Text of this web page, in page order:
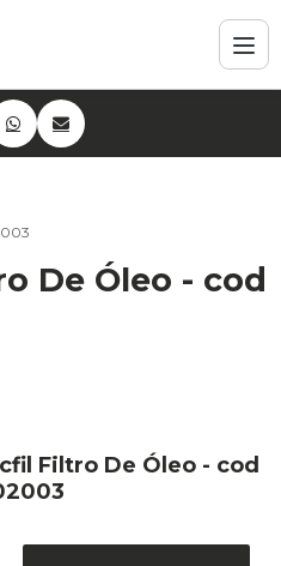
De Óleo - cod
Filtro De Óleo - cod